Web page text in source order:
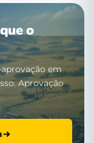
o
em
Aprovação